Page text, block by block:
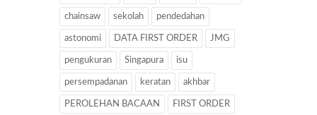
chainsaw sekolah pendedahan
astonomi DATA FIRST ORDER JMG
pengukuran Singapura isu
persempadanan keratan akhbar
PEROLEHAN BACAAN FIRST ORDER